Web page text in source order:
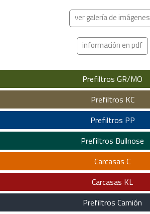
ver galería de imágenes
información en pdf
Prefiltros GR/MO
Prefiltros KC
Prefiltros PP
Prefiltros Bullnose
Carcasas C
Carcasas KL
Prefiltros Camión